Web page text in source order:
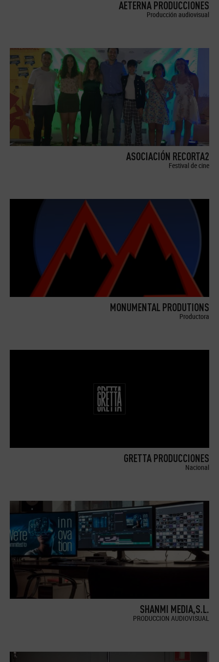
AETERNA PRODUCCIONES
Producción audiovisual
ASOCIACIÓN RECORTA2
Festival de cine
MONUMENTAL PRODUTIONS
Productora
GRETTA PRODUCCIONES
Nacional
SHANMI MEDIA,S.L.
PRODUCCION AUDIOVISUAL